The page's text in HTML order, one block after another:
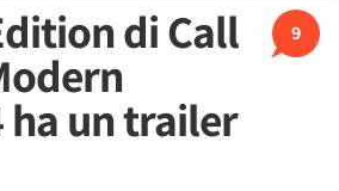
9
di Call
ha un trailer